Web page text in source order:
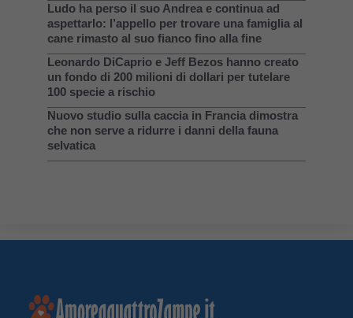
Ludo ha perso il suo Andrea e continua ad
aspettarlo: l’appello per trovare una famiglia al
cane rimasto al suo fianco fino alla fine
Leonardo DiCaprio e Jeff Bezos hanno creato
un fondo di 200 milioni di dollari per tutelare
100 specie a rischio
Nuovo studio sulla caccia in Francia dimostra
che non serve a ridurre i danni della fauna
selvatica